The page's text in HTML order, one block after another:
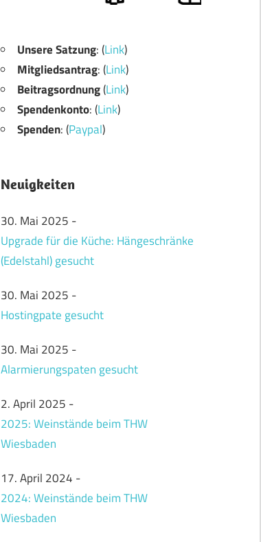
Unsere Satzung: (Link)
Mitgliedsantrag: (Link)
Beitragsordnung(Link)
Spendenkonto: (Link)
Spenden: (Paypal)
Neuigkeiten
30. Mai 2025 -
Upgrade für die Küche: Hängeschränke
(Edelstahl) gesucht
30. Mai 2025 -
Hostingpate gesucht
30. Mai 2025 -
Alarmierungspaten gesucht
2. April 2025 -
2025: Weinstände beim THW
Wiesbaden
17. April 2024 -
2024: Weinstände beim THW
Wiesbaden